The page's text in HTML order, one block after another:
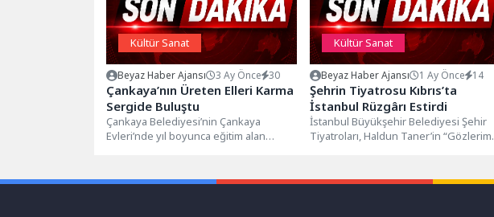
Kültür Sanat
Beyaz Haber Ajansı 3 Ay Önce 30
Çankaya’nın Üreten Elleri Karma
Sergide Buluştu
Çankaya Belediyesi’nin Çankaya
Evleri’nde yıl boyunca eğitim alan
Kültür Sanat
Beyaz Haber Ajansı 1 Ay Önce 14
Şehrin Tiyatrosu Kıbrıs’ta
İstanbul Rüzgârı Estirdi
İstanbul Büyükşehir Belediyesi Şehir
Tiyatroları, Haldun Taner’in “Gözlerimi